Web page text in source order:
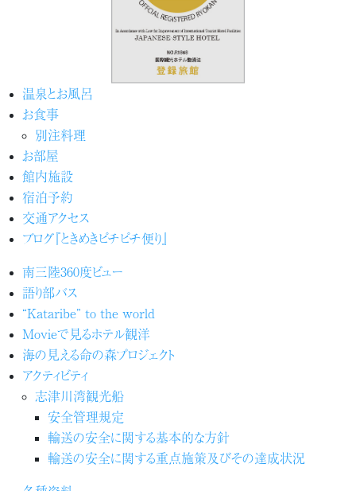
温泉とお風呂
お食事
別注料理
お部屋
館内施設
宿泊予約
交通アクセス
ブログ『ときめきピチピチ便り』
南三陸360度ビュー
語り部バス
“Kataribe” to the world
Movieで見るホテル観洋
海の見える命の森プロジェクト
アクティビティ
志津川湾観光船
安全管理規定
輸送の安全に関する基本的な方針
輸送の安全に関する重点施策及びその達成状況